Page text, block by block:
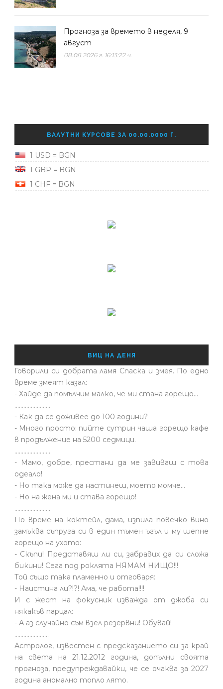
Прогноза за времето в неделя, 9
август
08.08.2026 г. 16:13:22 ч.
ВАЛУТНИ КУРСОВЕ ЗА 00.00.0000 Г.
1 USD = BGN
1 GBP = BGN
1 CHF = BGN
ВИЦ НА ДЕНЯ
Говорили си добрата ламя Спаска и змея. По едно
време змеят казал:
- Хайде да помълчим малко, че ми стана горещо...
........................
- Как да се доживее до 100 години?
- Много просто: пийте сутрин чаша горещо кафе
в продължение на 5200 седмици.
........................
- Мамо, добре, престани да ме завиваш с това
одеало!
- Но така може да настинеш, моето момче…
- Но на жена ми и става горещо!
........................
По време на коктейл, дама, изпила повечко вино
замъква съпруга си в един тъмен ъгъл и му шепне
горещо на ухото:
- Скъпи! Представяш ли си, забравих да си сложа
бикини! Сега под роклята НЯМАМ НИЩО!!!
Той също така пламенно и отговаря:
- Наистина ли?!?! Ама, че работа!!!!
И с жест на фокусник изважда от джоба си
някакъв парцал:
- А аз случайно съм взел резервни! Обувай!
.......................
Астролог, известен с предсказанието си за край
на света на 21.12.2012 година, допълни своята
прогноза, предупреждавайки, че се очаква за 2027
година аномално топло лято.